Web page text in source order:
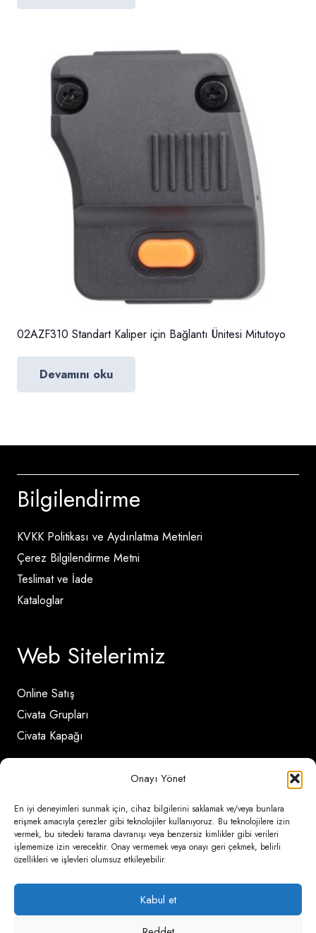
Onayı Yönet
En iyi deneyimleri sunmak için, cihaz bilgilerini saklamak ve/veya bunlara
erişmek amacıyla çerezler gibi teknolojiler kullanıyoruz. Bu teknolojilere izin
vermek, bu sitedeki tarama davranışı veya benzersiz kimlikler gibi verileri
işlememize izin verecektir. Onay vermemek veya onayı geri çekmek, belirli
özellikleri ve işlevleri olumsuz etkileyebilir.
Kabul et
02AZF310 Standart Kaliper için Bağlantı Ünitesi Mitutoyo
Devamını oku
Bilgilendirme
KVKK Politikası ve Aydınlatma Metinleri
Çerez Bilgilendirme Metni
Teslimat ve İade
Kataloglar
Web Sitelerimiz
Online Satış
Civata Grupları
Civata Kapağı
İletişim Detayları
Ömerli Mahallesi Risalet Sokak No:6/A (Hadımköy)
– Arnavutköy / İstanbul